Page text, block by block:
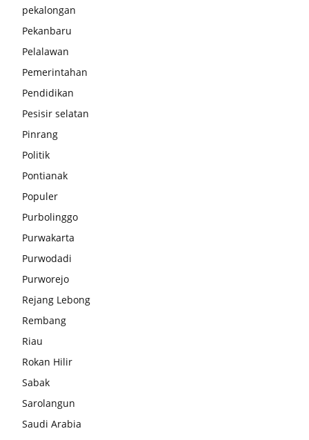
pekalongan
Pekanbaru
Pelalawan
Pemerintahan
Pendidikan
Pesisir selatan
Pinrang
Politik
Pontianak
Populer
Purbolinggo
Purwakarta
Purwodadi
Purworejo
Rejang Lebong
Rembang
Riau
Rokan Hilir
Sabak
Sarolangun
Saudi Arabia